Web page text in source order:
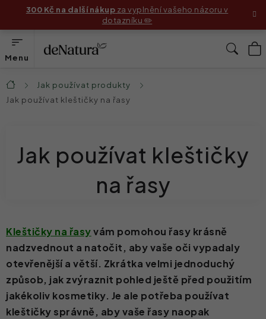
obsah
300 Kč na další nákup za vyplnění vašeho názoru v
dotazníku ✏️
Produkty
Příběhy zákaznic
Blog
Náš příběh
Kontakt
Domů
Jak používat produkty
Jak používat kleštičky na řasy
Jak používat kleštičky
na řasy
Kleštičky na řasyvám pomohou řasy krásně
nadzvednout a natočit, aby vaše oči vypadaly
otevřenější a větší. Zkrátka velmi jednoduchý
způsob, jak zvýraznit pohled ještě před použitím
jakékoliv kosmetiky. Je ale potřeba používat
kleštičky správně, aby vaše řasy naopak